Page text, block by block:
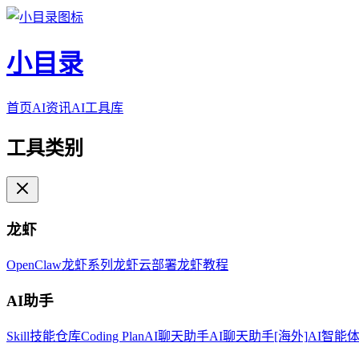
小目录
首页AI资讯AI工具库
工具类别
龙虾
OpenClaw龙虾系列 龙虾云部署龙虾教程
AI助手
Skill技能仓库Coding PlanAI聊天助手AI聊天助手[海外]AI智能体